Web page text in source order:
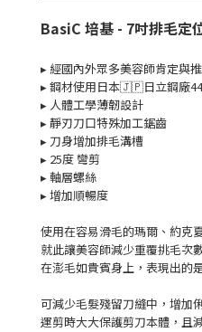
BasiC 培基 - 7吋排毛定
▸ 經國內外眾多美容師肯定與
▸鋼材使用日本🇯🇵日立鋼廠
▸ 人體工學薄韌設計
▸ 靜刃刀口特殊加工鋸齒
▸ 刀身增加排毛溝槽
▸ 25度 彎剪
▸ 軸層螺絲
▸ 增加順暢度
使用在容易滑毛的瑪爾、約克
就此讓美容師減少重覆挑毛次
在澎毛如貴賓身上，表現出的
可減少毛髮殘留刀縫中，增加
運剪時大大保護剪刀本體，且